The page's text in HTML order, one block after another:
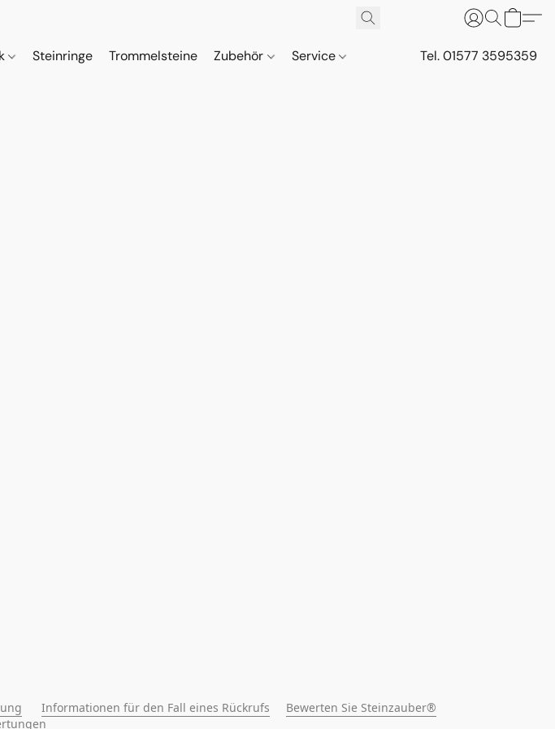
Steinringe Trommelsteine Zubehör Service Tel. 01577 3595359
Informationen für den Fall eines Rückrufs
Bewerten Sie Steinzauber®